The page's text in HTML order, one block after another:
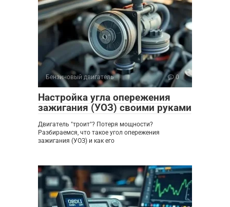
Бензиновый двигатель 0
Настройка угла опережения
зажигания (УОЗ) своими руками
Двигатель "троит"? Потеря мощности?
Разбираемся, что такое угол опережения
зажигания (УОЗ) и как его